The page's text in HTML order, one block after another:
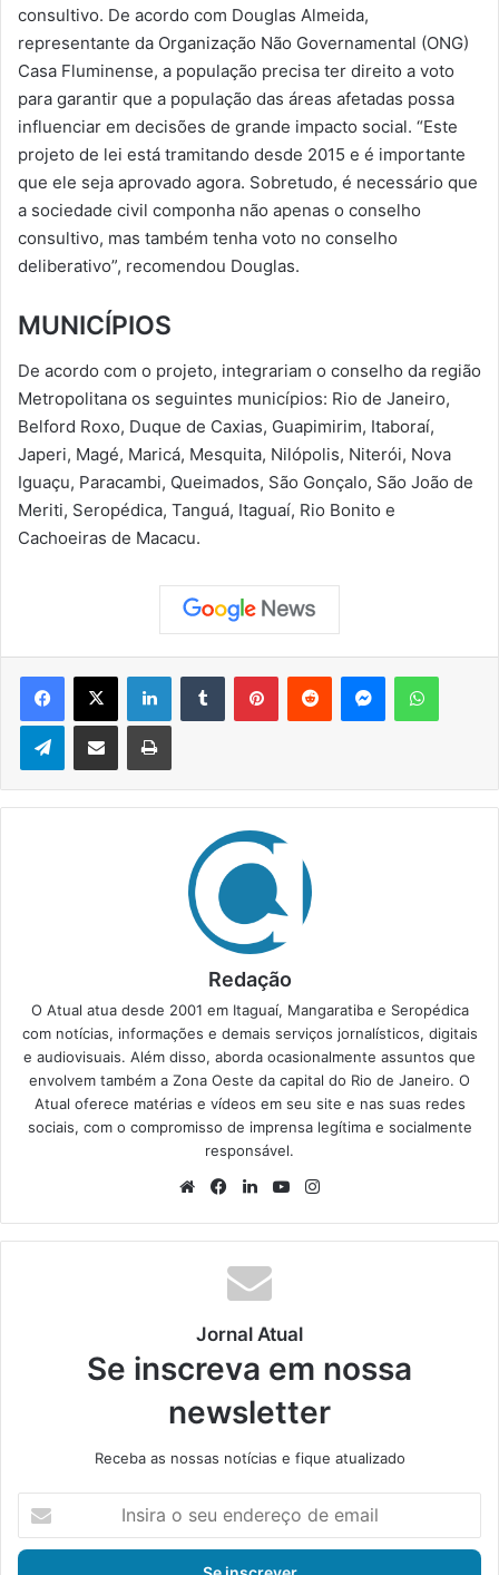
consultivo. De acordo com Douglas Almeida,
representante da Organização Não Governamental (ONG)
Casa Fluminense, a população precisa ter direito a voto
para garantir que a população das áreas afetadas possa
influenciar em decisões de grande impacto social. “Este
projeto de lei está tramitando desde 2015 e é importante
que ele seja aprovado agora. Sobretudo, é necessário que
a sociedade civil componha não apenas o conselho
consultivo, mas também tenha voto no conselho
deliberativo”, recomendou Douglas.
MUNICÍPIOS
De acordo com o projeto, integrariam o conselho da região
Metropolitana os seguintes municípios: Rio de Janeiro,
Belford Roxo, Duque de Caxias, Guapimirim, Itaboraí,
Japeri, Magé, Maricá, Mesquita, Nilópolis, Niterói, Nova
Iguaçu, Paracambi, Queimados, São Gonçalo, São João de
Meriti, Seropédica, Tanguá, Itaguaí, Rio Bonito e
Cachoeiras de Macacu.
Telegram
Redação
O Atual atua desde 2001 em Itaguaí, Mangaratiba e Seropédica
com notícias, informações e demais serviços jornalísticos, digitais
e audiovisuais. Além disso, aborda ocasionalmente assuntos que
envolvem também a Zona Oeste da capital do Rio de Janeiro. O
Atual oferece matérias e vídeos em seu site e nas suas redes
sociais, com o compromisso de imprensa legítima e socialmente
responsável.
We
te
Fa
bo
ok
Lin
din
Yo
ub
ra
Jornal Atual
Se inscreva em nossa
newsletter
Receba as nossas notícias e fique atualizado
s